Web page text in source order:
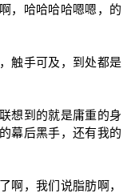
，哈哈哈哈嗯嗯，的
触手可及，到处都是
想到的就是庸重的身
幕后黑手，还有我的
啊，我们说脂肪啊，